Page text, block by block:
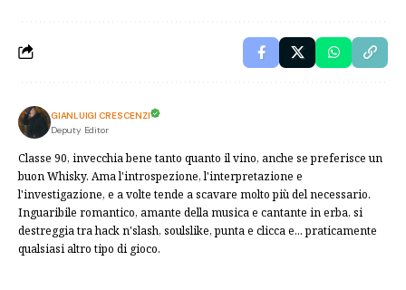
GIANLUIGI CRESCENZI
Deputy Editor
Classe 90, invecchia bene tanto quanto il vino, anche se preferisce un
buon Whisky. Ama l'introspezione, l'interpretazione e
l'investigazione, e a volte tende a scavare molto più del necessario.
Inguaribile romantico, amante della musica e cantante in erba, si
destreggia tra hack n'slash, soulslike, punta e clicca e... praticamente
qualsiasi altro tipo di gioco.